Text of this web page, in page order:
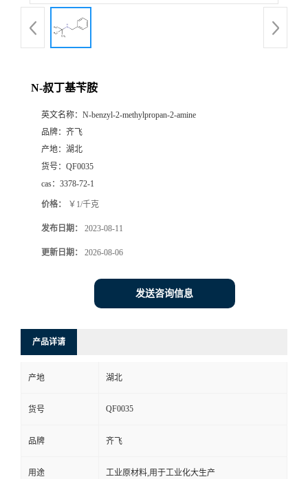
态
联
系
方
式
N-叔丁基苄胺
英文名称： N-benzyl-2-methylpropan-2-amine
品牌： 齐飞
产地： 湖北
货号： QF0035
cas： 3378-72-1
价格： ￥1/千克
发布日期： 2023-08-11
更新日期： 2026-08-06
发送咨询信息
产品详请
产地 湖北
货号 QF0035
品牌 齐飞
用途 工业原材料,用于工业化大生产